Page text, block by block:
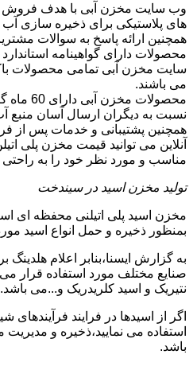
وب سایت مخزن آبی با هدف فروش
های پلاستیکی برای ذخیره سازی آب
همچنین ارائه پاسخ به سوالات
محصولات دارای گواهینامه
سایت مخزن آبی تمامی محصولات
می باشند.
محصولات
نسبت به دیگران ارسال آسان منبع
همچنین پشتیبانی و خدمات پس از
آنلاین می توانید قیمت مخزن پلی
مناسب و مورد نظر خود را به راحتی
تولید مخزن اسید در سیندخت
مخزن اسید پلی اتیلنی محفظه ای
بمنظور ذخیره و حمل انواع اسید
به گزارش ایسنا،بنابر اعلام هلدینگ
صنایع مختلف مورد استفاده قرار
نتیریک و اسید کلریدریک و...می باشد.
اگر از اسیدها در فرایند فرآیندهای
استفاده می نمایید،ذخیره و
باشد.